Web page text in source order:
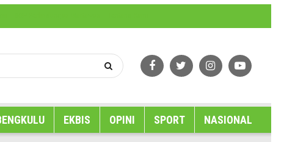
EKBIS OPINI SPORT NASIONAL